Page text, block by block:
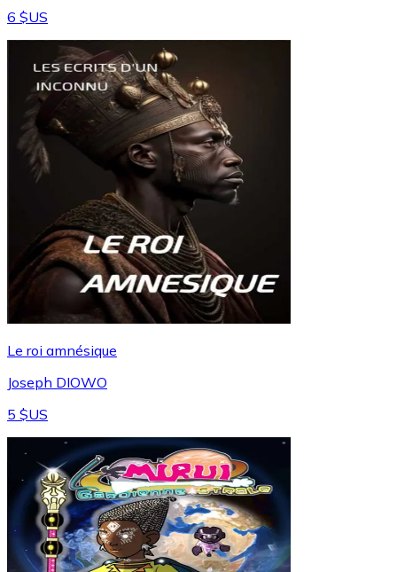
6 $US
Le roi amnésique
Joseph DIOWO
5 $US